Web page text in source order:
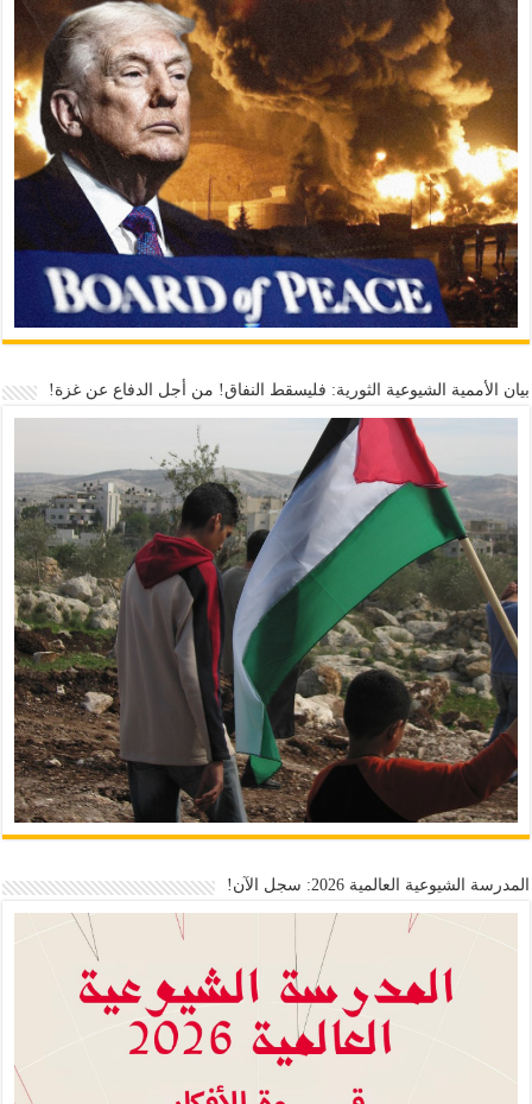
بيان الأممية الشيوعية الثورية: فليسقط النفاق! من أجل الدفاع عن غزة!
المدرسة الشيوعية العالمية 2026: سجل الآن!